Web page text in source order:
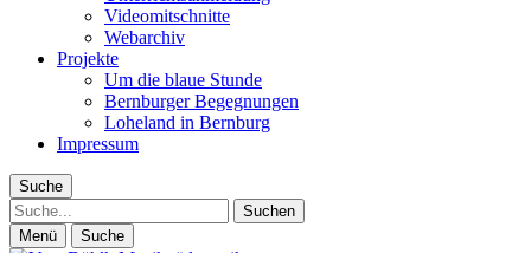
Videomitschnitte
Webarchiv
Projekte
Um die blaue Stunde
Bernburger Begegnungen
Loheland in Bernburg
Impressum
Suche
Suche
Menü Suche